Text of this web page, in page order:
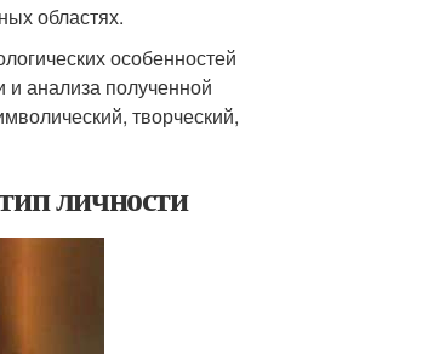
областях.
особенностей
анализа полученной
творческий,
личности